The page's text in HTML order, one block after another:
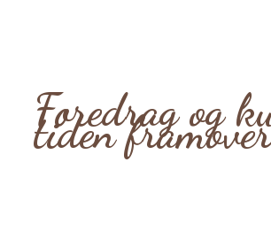
Foredrag og
tiden framover